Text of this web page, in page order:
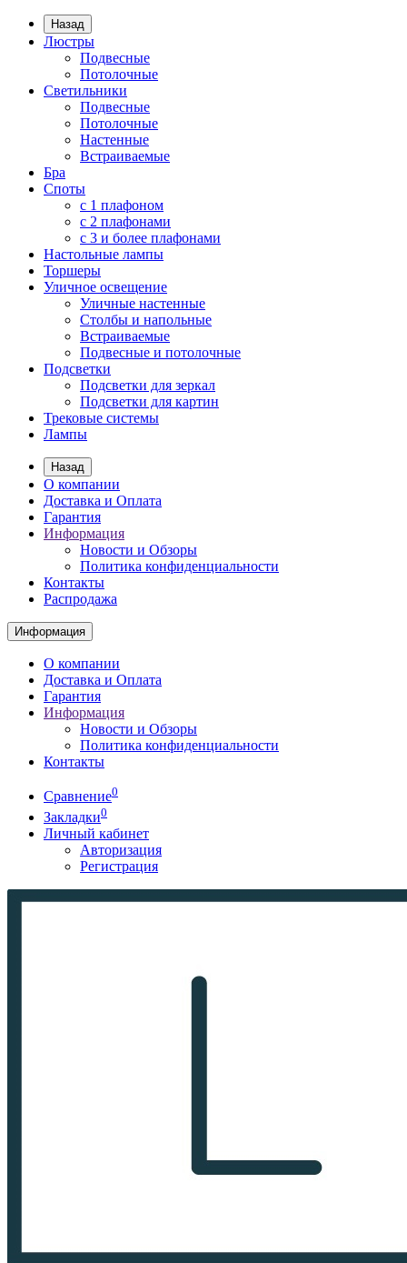
Назад
Люстры
Подвесные
Потолочные
Светильники
Подвесные
Потолочные
Настенные
Встраиваемые
Бра
Споты
с 1 плафоном
с 2 плафонами
с 3 и более плафонами
Настольные лампы
Торшеры
Уличное освещение
Уличные настенные
Столбы и напольные
Встраиваемые
Подвесные и потолочные
Подсветки
Подсветки для зеркал
Подсветки для картин
Трековые системы
Лампы
Назад
О компании
Доставка и Оплата
Гарантия
Информация
Новости и Обзоры
Политика конфиденциальности
Контакты
Распродажа
Информация
О компании
Доставка и Оплата
Гарантия
Информация
Новости и Обзоры
Политика конфиденциальности
Контакты
Сравнение0
Закладки0
Личный кабинет
Авторизация
Регистрация